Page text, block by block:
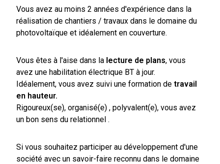
Vous avez au moins 2 années d'expérience dans la
réalisation de chantiers / travaux dans le domaine du
photovoltaïque et idéalement en couverture.
Vous êtes à l'aise dans lalecture de plans, vous
avez une habilitation électrique BT à jour.
Idéalement, vous avez suivi une formation de travail
en hauteur.
Rigoureux(se), organisé(e) , polyvalent(e), vous avez
un bon sens du relationnel .
Si vous souhaitez participer au développement d'une
société avec un savoir-faire reconnu dans le domaine